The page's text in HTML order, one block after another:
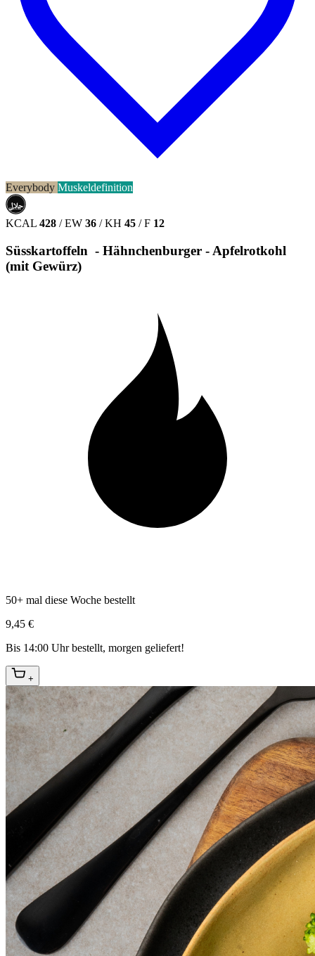
Everybody Muskeldefinition
حلال
HALAL
KCAL 428 / EW 36 / KH 45 / F 12
Süsskartoffeln - Hähnchenburger - Apfelrotkohl
(mit Gewürz)
50+ mal diese Woche bestellt
9,45 €
Bis 14:00 Uhr bestellt, morgen geliefert!
+